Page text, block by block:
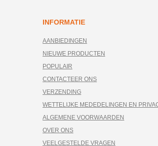
INFORMATIE
AANBIEDINGEN
NIEUWE PRODUCTEN
POPULAIR
CONTACTEER ONS
VERZENDING
WETTELIJKE MEDEDELINGEN EN
ALGEMENE VOORWAARDEN
OVER ONS
VEELGESTELDE VRAGEN